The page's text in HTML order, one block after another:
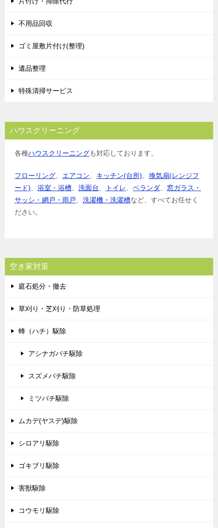
ー
シ 不用品回収
ゴミ屋敷片付け(整理)
遺品整理
特殊清掃サービス
ハウスクリーニング
各種ハウスクリーニングも対応しております。
フローリング エアコン キッチン(台所)
換気扇(レンジフ
ード)
浴室・浴槽 洗面台 トイレ ベランダ
窓ガラス・
サッシ・網戸・雨戸
洗濯機・洗濯槽など、すべてお任せく
ださい。
空き家対策
庭石処分・撤去
草刈り・芝刈り・防草処理
蜂（ハチ）駆除
アシナガバチ駆除
スズメバチ駆除
ミツバチ駆除
ムカデ(ヤスデ)駆除
シロアリ駆除
ゴキブリ駆除
害獣駆除
コウモリ駆除